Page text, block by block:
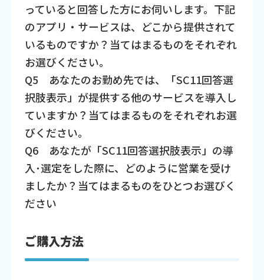
っていると回答した方にお伺いします。下記
のアプリ・サービスは、どこから提供されて
いるものですか？当てはまるものをそれぞれ
お選びください。
Q5 あなたのお勤め先では、「SC11回答選
択肢表示」が提供する他のサービスを導入し
ていますか？当てはまるものをそれぞれお選
びください。
Q6 あなたが「SC11回答選択肢表示」の導
入･選定をした際に、どのように営業を受け
ましたか？当てはまるものをひとつお選びく
ださい
ご購入方法